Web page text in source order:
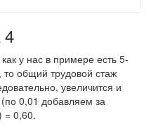
4
у нас в примере есть 5-
то общий трудовой стаж
увеличится и
0,01 добавляем за
= 0,60.